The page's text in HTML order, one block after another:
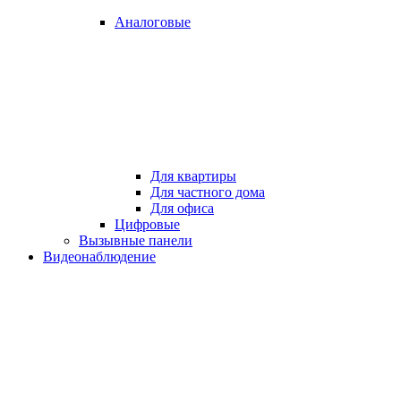
Аналоговые
Для квартиры
Для частного дома
Для офиса
Цифровые
Вызывные панели
Видеонаблюдение